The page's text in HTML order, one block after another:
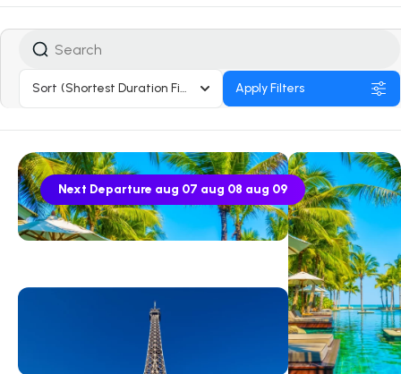
Sort (Shortest Duration First) Apply Filters
Next Departure aug 07 aug 08 aug 09